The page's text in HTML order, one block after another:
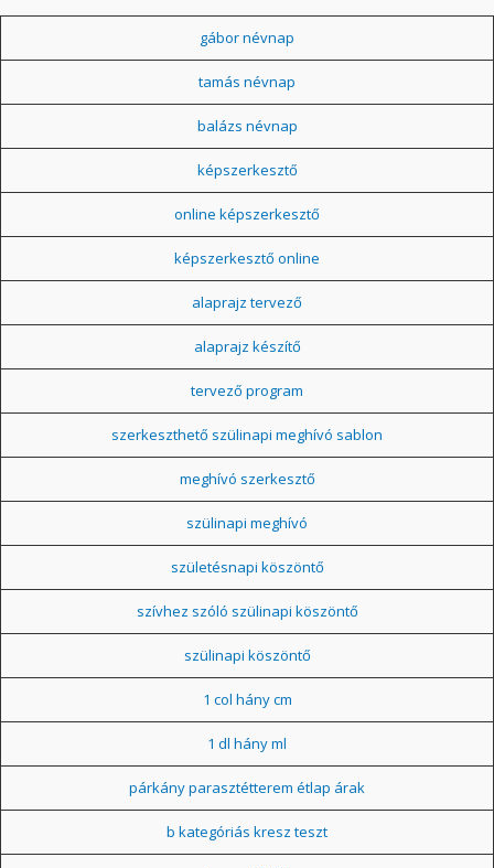
gábor névnap
tamás névnap
balázs névnap
képszerkesztő
online képszerkesztő
képszerkesztő online
alaprajz tervező
alaprajz készítő
tervező program
szerkeszthető szülinapi meghívó sablon
meghívó szerkesztő
szülinapi meghívó
születésnapi köszöntő
szívhez szóló szülinapi köszöntő
szülinapi köszöntő
1 col hány cm
1 dl hány ml
párkány parasztétterem étlap árak
b kategóriás kresz teszt